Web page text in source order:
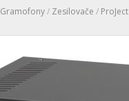
Gramofony/ Zesilovače /